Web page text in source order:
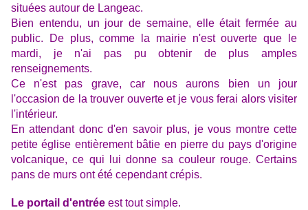
situées autour de Langeac.
Bien entendu, un jour de semaine, elle était fermée au
public. De plus, comme la mairie n'est ouverte que le
mardi, je n'ai pas pu obtenir de plus amples
renseignements.
Ce n'est pas grave, car nous aurons bien un jour
l'occasion de la trouver ouverte et je vous ferai alors visiter
l'intérieur.
En attendant donc d'en savoir plus, je vous montre cette
petite église entièrement bâtie en pierre du pays d'origine
volcanique, ce qui lui donne sa couleur rouge. Certains
pans de murs ont été cependant crépis.
Le portail d'entrée est tout simple.